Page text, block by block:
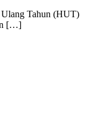
Ulang Tahun (HUT)
[…]